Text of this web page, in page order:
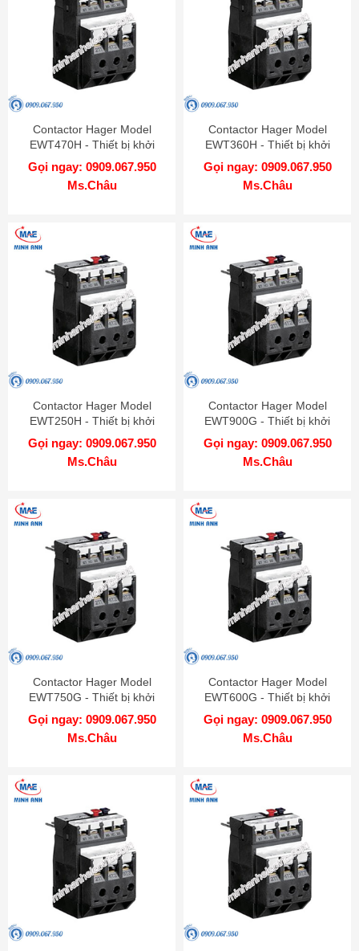
Contactor Hager Model
EWT470H - Thiết bị khởi
động từ
Gọi ngay: 0909.067.950
Ms.Châu
Contactor Hager Model
EWT360H - Thiết bị khởi
động từ
Gọi ngay: 0909.067.950
Ms.Châu
Contactor Hager Model
EWT250H - Thiết bị khởi
động từ
Gọi ngay: 0909.067.950
Ms.Châu
Contactor Hager Model
EWT900G - Thiết bị khởi
động từ
Gọi ngay: 0909.067.950
Ms.Châu
Contactor Hager Model
EWT750G - Thiết bị khởi
động từ
Gọi ngay: 0909.067.950
Ms.Châu
Contactor Hager Model
EWT600G - Thiết bị khởi
động từ
Gọi ngay: 0909.067.950
Ms.Châu